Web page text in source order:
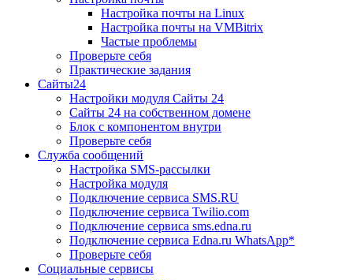
Настройка почты на Linux
Настройка почты на VMBitrix
Частые проблемы
Проверьте себя
Практические задания
Сайты24
Настройки модуля Сайты 24
Сайты 24 на собственном домене
Блок с компонентом внутри
Проверьте себя
Служба сообщений
Настройка SMS-рассылки
Настройка модуля
Подключение сервиса SMS.RU
Подключение сервиса Twilio.com
Подключение сервиса sms.edna.ru
Подключение сервиса Edna.ru WhatsApp*
Проверьте себя
Социальные сервисы